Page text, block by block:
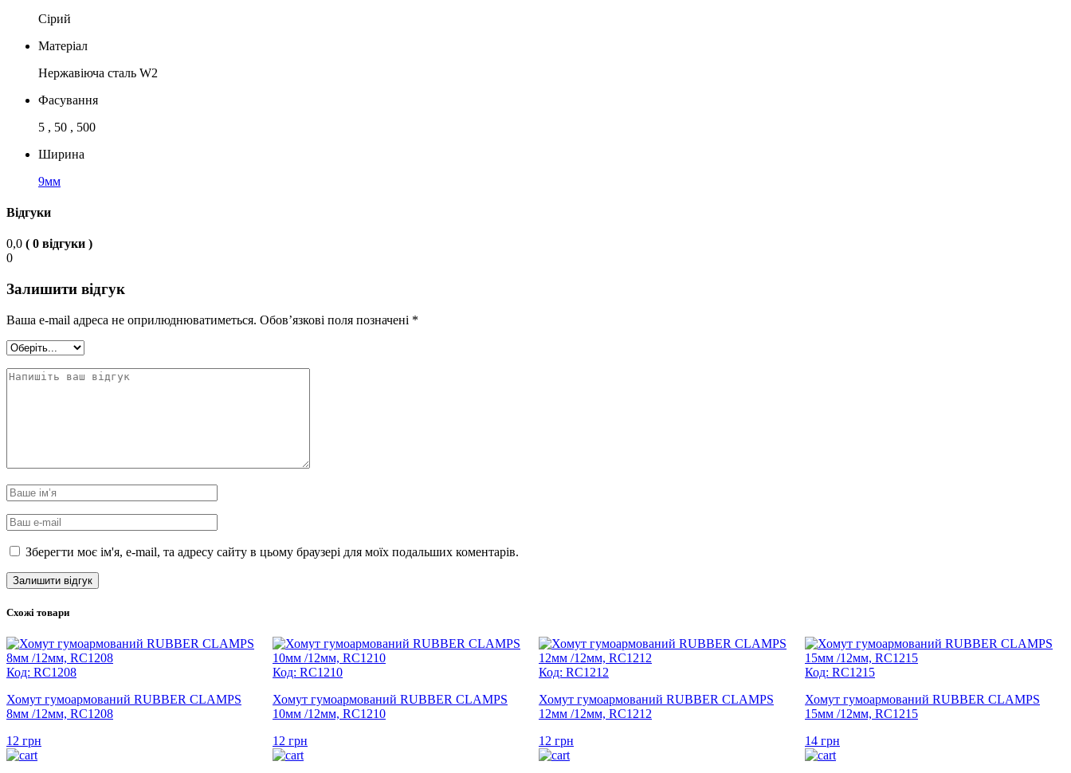
Сірий
Матеріал
Нержавіюча сталь W2
Фасування
5 , 50 , 500
Ширина
9мм
Відгуки
0,0 ( 0 відгуки )
0
Залишити відгук
Ваша e-mail адреса не оприлюднюватиметься. Обов’язкові поля позначені *
Зберегти моє ім'я, e-mail, та адресу сайту в цьому браузері для моїх подальших коментарів.
Схожі товари
Код: RC1208
Хомут гумоармований RUBBER CLAMPS
8мм /12мм, RC1208
12 грн
Код: RC1210
Хомут гумоармований RUBBER CLAMPS
10мм /12мм, RC1210
12 грн
Код: RC1212
Хомут гумоармований RUBBER CLAMPS
12мм /12мм, RC1212
12 грн
Код: RC1215
Хомут гумоармований RUBBER CLAMPS
15мм /12мм, RC1215
14 грн